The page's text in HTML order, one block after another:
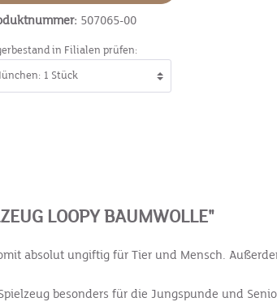
507065-00
in Filialen prüfen:
LOOPY BAUMWOLLE"
absolut ungiftig für Tier und Mensch.
besonders für die Jungspunde und